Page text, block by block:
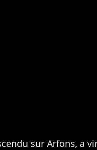
sur Arfons, a